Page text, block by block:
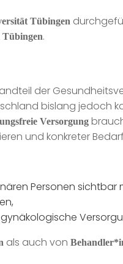
Tübingen
.
der
bislang jedoch
Versorgung
und konkreter
Personen sichtbar
als auch von